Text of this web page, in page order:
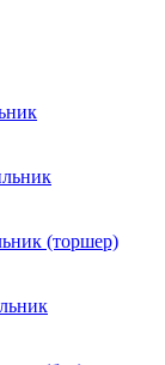
(торшер)